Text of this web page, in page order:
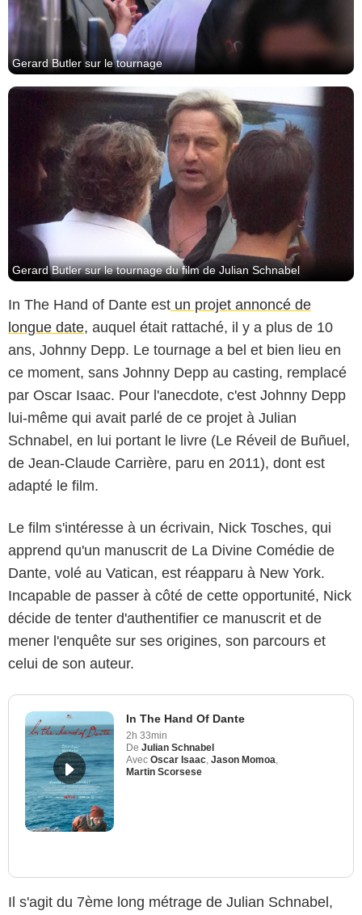
Gerard Butler sur le tournage
Gerard Butler sur le tournage du film de Julian Schnabel
In The Hand of Dante est un projet annoncé de
longue date, auquel était rattaché, il y a plus de 10
ans, Johnny Depp. Le tournage a bel et bien lieu en
ce moment, sans Johnny Depp au casting, remplacé
par Oscar Isaac. Pour l'anecdote, c'est Johnny Depp
lui-même qui avait parlé de ce projet à Julian
Schnabel, en lui portant le livre (Le Réveil de Buñuel,
de Jean-Claude Carrière, paru en 2011), dont est
adapté le film.
Le film s'intéresse à un écrivain, Nick Tosches, qui
apprend qu'un manuscrit de La Divine Comédie de
Dante, volé au Vatican, est réapparu à New York.
Incapable de passer à côté de cette opportunité, Nick
décide de tenter d'authentifier ce manuscrit et de
mener l'enquête sur ses origines, son parcours et
celui de son auteur.
In The Hand Of Dante
2h 33min
De Julian Schnabel
Avec Oscar Isaac, Jason Momoa,
Martin Scorsese
Il s'agit du 7ème long métrage de Julian Schnabel,